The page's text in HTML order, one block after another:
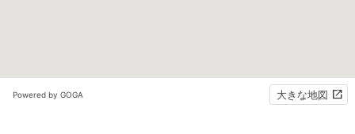
Powered by GOGA 大きな地図